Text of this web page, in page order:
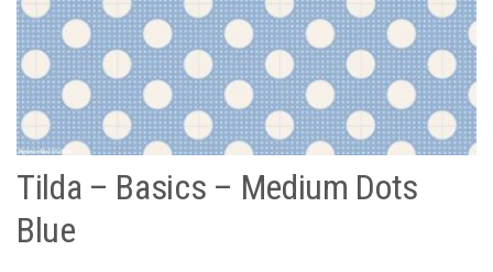
Tilda – Basics – Medium Dots
Blue